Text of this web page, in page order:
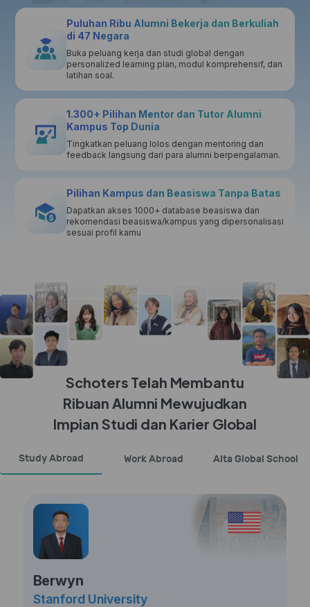
Puluhan Ribu Alumni Bekerja dan Berkuliah
di 47 Negara
Buka peluang kerja dan studi global dengan
personalized learning plan, modul komprehensif, dan
latihan soal.
1.300+ Pilihan Mentor dan Tutor Alumni
Kampus Top Dunia
Tingkatkan peluang lolos dengan mentoring dan
feedback langsung dari para alumni berpengalaman.
Pilihan Kampus dan Beasiswa Tanpa Batas
Dapatkan akses 1000+ database beasiswa dan
rekomendasi beasiswa/kampus yang dipersonalisasi
sesuai profil kamu
Schoters Telah Membantu
Ribuan Alumni Mewujudkan
Impian Studi dan Karier Global
Study Abroad Work Abroad Alta Global School
Berwyn
Stanford University